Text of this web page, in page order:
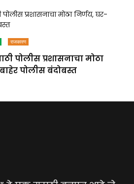
राजकारण
पोलीस प्रशासनाचा मोठा
पोलीस बंदोबस्त